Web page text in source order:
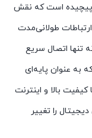
پیچیده است که نقش
طولانی‌مدت
تنها اتصال سریع
به عنوان پایه‌ای
بالا و اینترنت
را تغییر